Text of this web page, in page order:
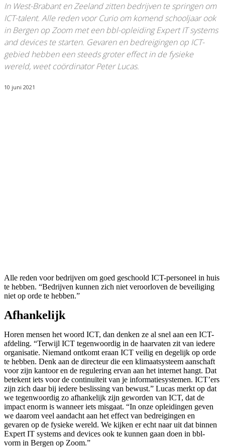
In West-Brabant en Zeeland zitten bedrijven te springen om
ICT-talent. Alle reden voor Curio om komend schooljaar ook
in Bergen op Zoom met een bbl-opleiding Expert IT systems
and devices te starten. Gevaren en bedreigingen op ICT-
gebied hebben een steeds groter effect in de fysieke
wereld, weet coördinator Peter Lucas.
10 juni 2021
Alle reden voor bedrijven om goed geschoold ICT-personeel in huis
te hebben. “Bedrijven kunnen zich niet veroorloven de beveiliging
niet op orde te hebben.”
Afhankelijk
Horen mensen het woord ICT, dan denken ze al snel aan een ICT-
afdeling. “Terwijl ICT tegenwoordig in de haarvaten zit van iedere
organisatie. Niemand ontkomt eraan ICT veilig en degelijk op orde
te hebben. Denk aan de directeur die een klimaatsysteem aanschaft
voor zijn kantoor en de regulering ervan aan het internet hangt. Dat
betekent iets voor de continuïteit van je informatiesystemen. ICT’ers
zijn zich daar bij iedere beslissing van bewust.” Lucas merkt op dat
we tegenwoordig zo afhankelijk zijn geworden van ICT, dat de
impact enorm is wanneer iets misgaat. “In onze opleidingen geven
we daarom veel aandacht aan het effect van bedreigingen en
gevaren op de fysieke wereld. We kijken er echt naar uit dat binnen
Expert IT systems and devices ook te kunnen gaan doen in bbl-
vorm in Bergen op Zoom.”